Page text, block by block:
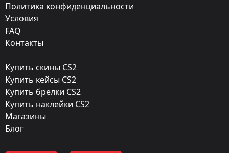
Черный глянец
Finish catalog:
1112
Популярность:
95 %
Политика конфиденциальности
Условия
FAQ
Контакты
Купить скины CS2
Купить кейсы CS2
Купить брелки CS2
Купить наклейки CS2
Магазины
Блог